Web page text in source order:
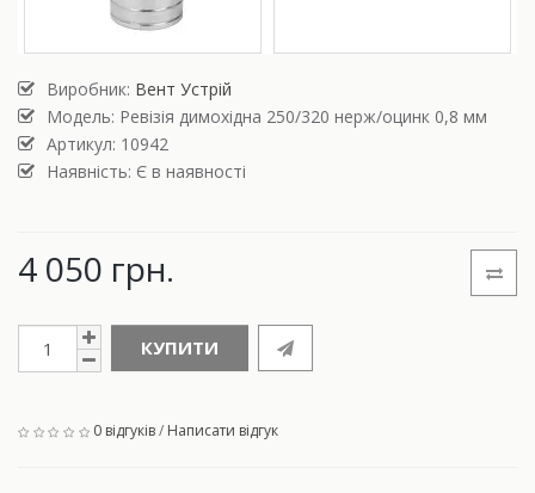
Виробник: Вент Устрій
Модель: Ревізія димохідна 250/320 нерж/оцинк 0,8 мм
Артикул: 10942
Наявність: Є в наявності
4 050 грн.
КУПИТИ
0 відгуків/ Написати відгук